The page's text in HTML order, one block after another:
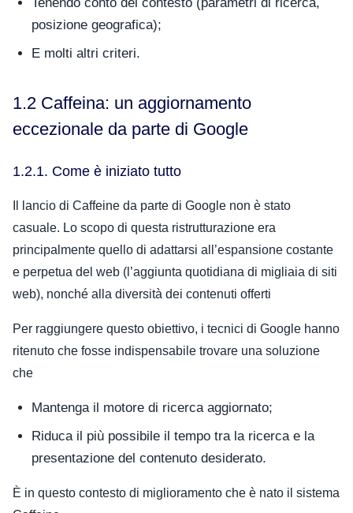
posizione geografica);
E molti altri criteri.
1.2 Caffeina: un aggiornamento
eccezionale da parte di Google
1.2.1. Come è iniziato tutto
Il lancio di Caffeine da parte di Google non è stato
casuale. Lo scopo di questa ristrutturazione era
principalmente quello di adattarsi all’espansione costante
e perpetua del web (l’aggiunta quotidiana di migliaia di siti
web), nonché alla diversità dei contenuti offerti
Per raggiungere questo obiettivo, i tecnici di Google hanno
ritenuto che fosse indispensabile trovare una soluzione
che
Mantenga il motore di ricerca aggiornato;
Riduca il più possibile il tempo tra la ricerca e la
presentazione del contenuto desiderato.
È in questo contesto di miglioramento che è nato il sistema